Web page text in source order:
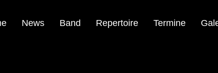
News Band Repertoire Termine